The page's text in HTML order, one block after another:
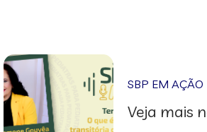
SBP EM AÇÃO
Veja mais